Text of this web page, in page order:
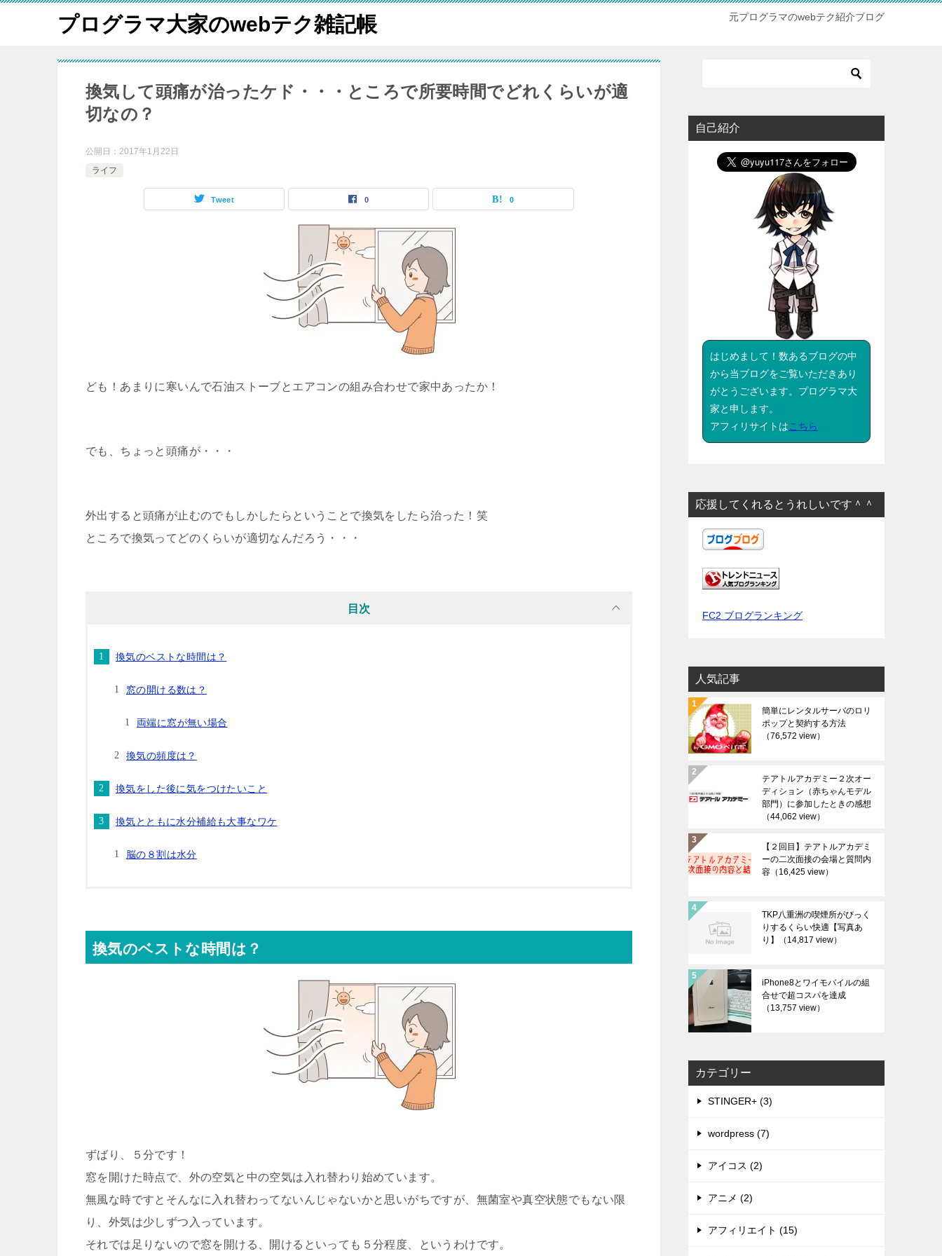
プログラマ大家のwebテク雑記帳 元プログラマのwebテク紹介ブログ
換気して頭痛が治ったケド・・・ところで所要時間でどれくらいが適
切なの？
公開日： 2017年1月22日
ライフ
Tweet 0 0
ども！あまりに寒いんで石油ストーブとエアコンの組み合わせで家中あったか！
でも、ちょっと頭痛が・・・
外出すると頭痛が止むのでもしかしたらということで換気をしたら治った！笑
ところで換気ってどのくらいが適切なんだろう・・・
目次
換気のベストな時間は？
窓の開ける数は？
両端に窓が無い場合
換気の頻度は？
換気をした後に気をつけたいこと
換気とともに水分補給も大事なワケ
脳の８割は水分
換気のベストな時間は？
ずばり、５分です！
窓を開けた時点で、外の空気と中の空気は入れ替わり始めています。
無風な時ですとそんなに入れ替わってないんじゃないかと思いがちですが、無菌室や真空状態でもない限
り、外気は少しずつ入っています。
それでは足りないので窓を開ける、開けるといっても５分程度、というわけです。
自己紹介
はじめまして！数あるブログの中
から当ブログをご覧いただきあり
がとうございます。プログラマ大
家と申します。
アフィリサイトは こちら
応援してくれるとうれしいです＾＾
FC2 ブログランキング
人気記事
簡単にレンタルサーバのロリ
ポップと契約する方法
（76,572 view）
テアトルアカデミー２次オー
ディション（赤ちゃんモデル
部門）に参加したときの感想
（44,062 view）
【２回目】テアトルアカデミ
ーの二次面接の会場と質問内
容 （16,425 view）
TKP八重洲の喫煙所がびっく
りするくらい快適【写真あ
り】
（14,817 view）
iPhone8とワイモバイルの組
合せで超コスパを達成
（13,757 view）
カテゴリー
STINGER+ (3)
wordpress (7)
アイコス (2)
アニメ (2)
アフィリエイト (15)